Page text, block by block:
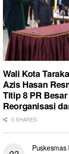
Wali Kota
Azis Hasan
Titip 8 PR
Reorganisasi
0 SHARES
Puskesmas